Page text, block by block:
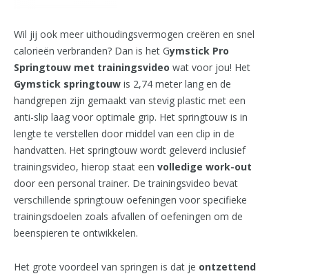
Wil jij ook meer uithoudingsvermogen creëren en snel
calorieën verbranden? Dan is het Gymstick Pro
Springtouw met trainingsvideo wat voor jou! Het
Gymstick springtouw is 2,74 meter lang en de
handgrepen zijn gemaakt van stevig plastic met een
anti-slip laag voor optimale grip. Het springtouw is in
lengte te verstellen door middel van een clip in de
handvatten. Het springtouw wordt geleverd inclusief
trainingsvideo, hierop staat een volledige work-out
door een personal trainer. De trainingsvideo bevat
verschillende springtouw oefeningen voor specifieke
trainingsdoelen zoals afvallen of oefeningen om de
beenspieren te ontwikkelen.
Het grote voordeel van springen is dat je ontzettend